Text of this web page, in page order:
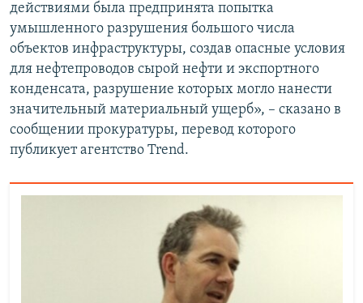
действиями была предпринята попытка
умышленного разрушения большого числа
объектов инфраструктуры, создав опасные условия
для нефтепроводов сырой нефти и экспортного
конденсата, разрушение которых могло нанести
значительный материальный ущерб», – сказано в
сообщении прокуратуры, перевод которого
публикует агентство Trend.